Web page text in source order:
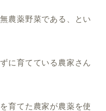
農薬野菜である、とい
に育てている農家さん
育てた農家が農薬を使